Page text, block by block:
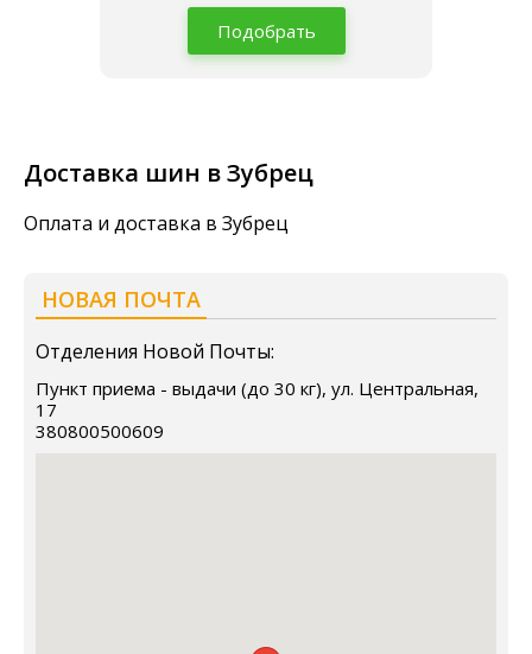
Подобрать
Доставка шин в Зубрец
Оплата и доставка в Зубрец
НОВАЯ ПОЧТА
Отделения Новой Почты:
Пункт приема - выдачи (до 30 кг), ул. Центральная,
17
380800500609